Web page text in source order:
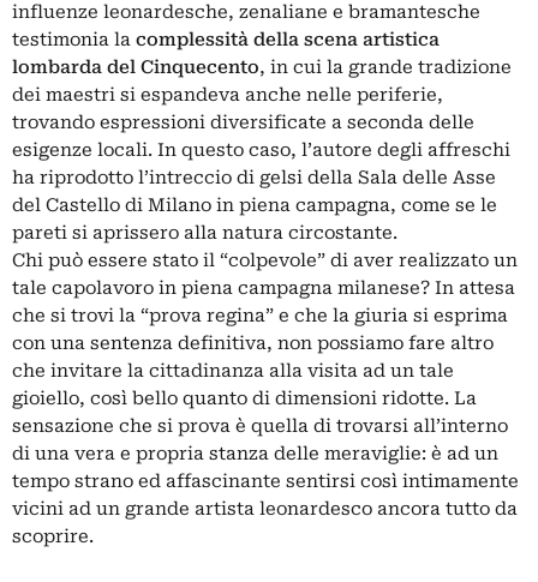
influenze leonardesche, zenaliane e bramantesche
testimonia la complessità della scena artistica
lombarda del Cinquecento, in cui la grande tradizione
dei maestri si espandeva anche nelle periferie,
trovando espressioni diversificate a seconda delle
esigenze locali. In questo caso, l’autore degli affreschi
ha riprodotto l’intreccio di gelsi della Sala delle Asse
del Castello di Milano in piena campagna, come se le
pareti si aprissero alla natura circostante.
Chi può essere stato il “colpevole” di aver realizzato un
tale capolavoro in piena campagna milanese? In attesa
che si trovi la “prova regina” e che la giuria si esprima
con una sentenza definitiva, non possiamo fare altro
che invitare la cittadinanza alla visita ad un tale
gioiello, così bello quanto di dimensioni ridotte. La
sensazione che si prova è quella di trovarsi all’interno
di una vera e propria stanza delle meraviglie: è ad un
tempo strano ed affascinante sentirsi così intimamente
vicini ad un grande artista leonardesco ancora tutto da
scoprire.